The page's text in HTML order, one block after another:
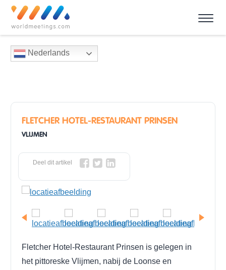
Nederlands
FLETCHER HOTEL-RESTAURANT PRINSEN
VLIJMEN
Deel dit artikel
Fletcher Hotel-Restaurant Prinsen is gelegen in
het pittoreske Vlijmen, nabij de Loonse en